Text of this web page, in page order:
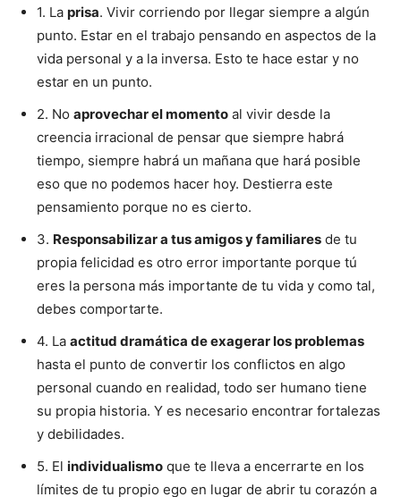
1. La prisa. Vivir corriendo por llegar siempre a algún
punto. Estar en el trabajo pensando en aspectos de la
vida personal y a la inversa. Esto te hace estar y no
estar en un punto.
2. No aprovechar el momento al vivir desde la
creencia irracional de pensar que siempre habrá
tiempo, siempre habrá un mañana que hará posible
eso que no podemos hacer hoy. Destierra este
pensamiento porque no es cierto.
3. Responsabilizar a tus amigos y familiares de tu
propia felicidad es otro error importante porque tú
eres la persona más importante de tu vida y como tal,
debes comportarte.
4. La actitud dramática de exagerar los problemas
hasta el punto de convertir los conflictos en algo
personal cuando en realidad, todo ser humano tiene
su propia historia. Y es necesario encontrar fortalezas
y debilidades.
5. El individualismo que te lleva a encerrarte en los
límites de tu propio ego en lugar de abrir tu corazón a